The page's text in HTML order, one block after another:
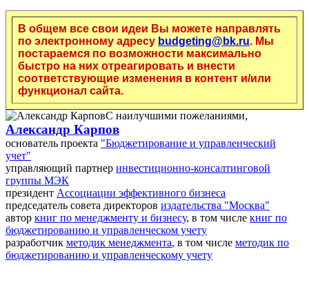
В общем все свои идеи Вы можете направлять
по электронному адресу budgeting@bk.ru. Мы
постараемся по возможности максимально
быстро на них отреагировать и внести
соответствующие изменения в контент и/или
функционал сайта.
С наилучшими пожеланиями,
Александр Карпов
основатель проекта "Бюджетирование и управленческий
учет"
управляющий партнер инвестиционно-консалтинговой
группы МЭК
президент Ассоциации эффективного бизнеса
председатель совета директоров издательства "Москва"
автор книг по менеджменту и бизнесу, в том числе книг по
бюджетированию и управленческом учету
разработчик методик менеджмента, в том числе методик по
бюджетированию и управленческому учету